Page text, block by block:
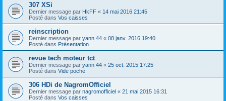
307 XSi
Dernier message par HkFF « 14 mai 2016 21:45
Posté dans Vos caisses
reinscription
Dernier message par yann 44 « 08 janv. 2016 19:40
Posté dans Présentation
revue tech moteur tct
Dernier message par yann 44 « 25 oct. 2015 17:25
Posté dans Vide poche
306 HDi de NagromOfficiel
Dernier message par nagromofficiel « 21 mai 2015 16:31
Posté dans Vos caisses